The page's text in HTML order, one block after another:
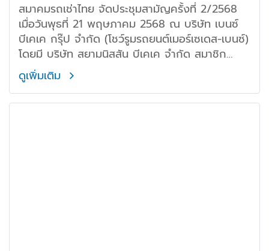
สมาคมรถเช่าไทย จัดประชุมสามัญครั้งที่ 2/2568
เมื่อวันพุธที่ 21 พฤษภาคม 2568 ณ บริษัท เบนซ์
บีเคเค กรุ๊ป จำกัด (โชว์รูมรถยนต์เมอร์เซเดส-เบนซ์)
โดยมี บริษัท สยามนิสสัน บีเคเค จำกัด สมาชิก
สามัญของสมาคมฯ ให้เกียรติเป็นเจ้าภาพดร.นที
วรรธนะโกวินท์ นายกสมาคม และคุณพรนิฤทธ์ เลิศ
ธีรพงศ์ กรรมการเหรัญญิกสมาคม ได้มอบของที่
ดูเพิ่มเติม